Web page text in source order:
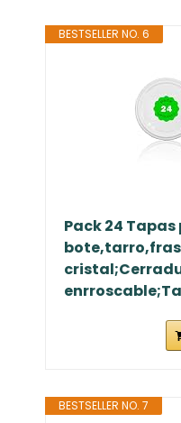
BESTSELLER NO. 6
Pack 24
BESTSELLER NO. 7